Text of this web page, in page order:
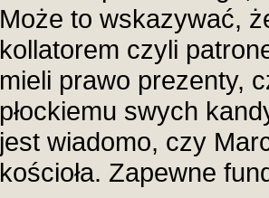
Może to wskazywać,
kollatorem czyli
mieli prawo prezenty,
płockiemu swych
jest wiadomo, czy
kościoła. Zapewne